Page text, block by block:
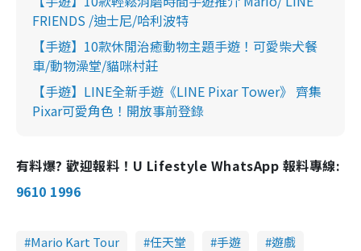
FRIENDS /迪士尼/哈利波特
【手遊】10款休閒治癒動物主題手遊！可愛柴犬餐
車/動物澡堂/貓咪村莊
【手遊】LINE全新手遊《LINE Pixar Tower》 齊集
Pixar可愛角色！開放事前登錄
有料爆? 歡迎報料！U Lifestyle WhatsApp 報料專線:
9610 1996
Mario Kart Tour 任天堂 手遊
遊戲